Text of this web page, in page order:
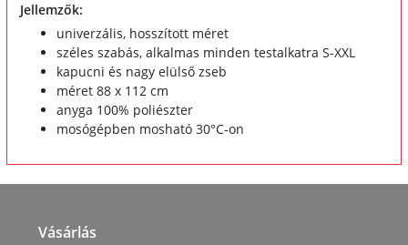
Jellemzők:
univerzális, hosszított méret
széles szabás, alkalmas minden testalkatra S-XXL
kapucni és nagy elülső zseb
méret 88 x 112 cm
anyga 100% poliészter
mosógépben mosható 30°C-on
Vásárlás